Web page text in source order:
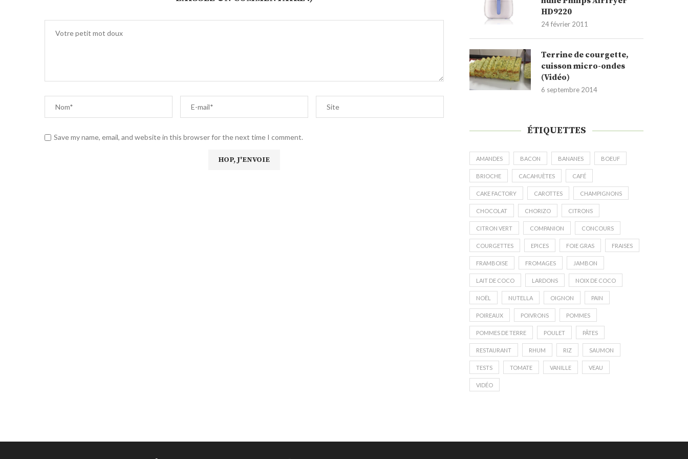
Save my name, email, and website in this browser for the next time I comment.
HD9220
24 février 2011
Terrine de courgette,
cuisson micro-ondes
(Vidéo)
6 septembre 2014
ÉTIQUETTES
AMANDES BACON BANANES BOEUF
BRIOCHE CACAHUÈTES CAFÉ
CAKE FACTORY CAROTTES CHAMPIGNONS
CHOCOLAT CHORIZO CITRONS
CITRON VERT COMPANION CONCOURS
COURGETTES EPICES FOIE GRAS FRAISES
FRAMBOISE FROMAGES JAMBON
LAIT DE COCO LARDONS NOIX DE COCO
NOËL NUTELLA OIGNON PAIN
POIREAUX POIVRONS POMMES
POMMES DE TERRE POULET PÂTES
RESTAURANT RHUM RIZ SAUMON
TESTS TOMATE VANILLE VEAU
VIDÉO